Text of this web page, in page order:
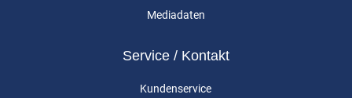
Mediadaten
Service / Kontakt
Kundenservice